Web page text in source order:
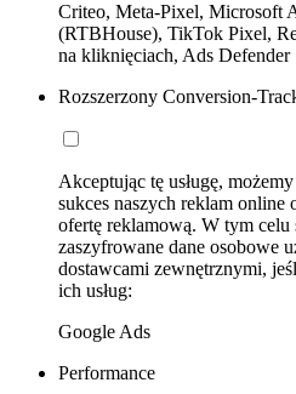
Criteo, Meta-Pixel, Microsoft
(RTBHouse), TikTok Pixel,
na kliknięciach, Ads Defender
Rozszerzony Conversion-
Akceptując tę usługę,
sukces naszych reklam online
ofertę reklamową. W tym
zaszyfrowane dane osobowe
dostawcami zewnętrznymi,
ich usług:
Google Ads
Performance